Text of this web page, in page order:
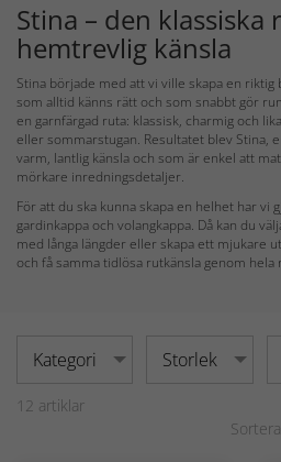
Stina – den klassiska
hemtrevlig känsla
Stina började med att vi ville skapa en
som alltid känns rätt och som snabbt gör
en garnfärgad ruta: klassisk, charmig och
eller sommarstugan. Resultatet blev Stina,
varm, lantlig känsla och som är enkel att
mörkare inredningsdetaljer.
För att du ska kunna skapa en helhet har vi
gardinkappa och volangkappa. Då kan du
med långa längder eller skapa ett mjukare
och få samma tidlösa rutkänsla genom hela
Kategori Storlek
12 artiklar